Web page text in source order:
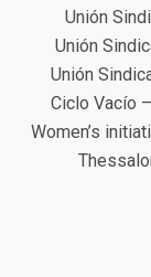
Unión
Unión
Unión
Ciclo Vacío
Women’s